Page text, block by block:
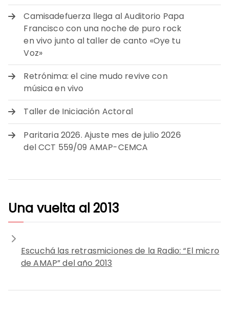
Camisadefuerza llega al Auditorio Papa
Francisco con una noche de puro rock
en vivo junto al taller de canto «Oye tu
Voz»
Retrónima: el cine mudo revive con
música en vivo
Taller de Iniciación Actoral
Paritaria 2026. Ajuste mes de julio 2026
del CCT 559/09 AMAP-CEMCA
Una vuelta al 2013
Escuchá las retrasmiciones de la Radio: “El micro
de AMAP” del año 2013